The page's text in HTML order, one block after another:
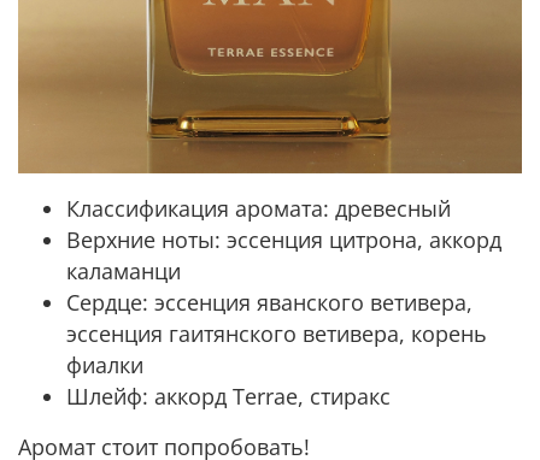
Классификация аромата: древесный
Верхние ноты: эссенция цитрона, аккорд
каламанци
Сердце: эссенция яванского ветивера,
эссенция гаитянского ветивера, корень
фиалки
Шлейф: аккорд Terrae, стиракс
Аромат стоит попробовать!